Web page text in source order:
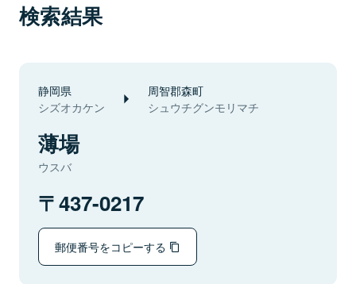
検索結果
静岡県
シズオカケン
周智郡森町
シュウチグンモリマチ
薄場
ウスバ
437-0217
郵便番号をコピーする